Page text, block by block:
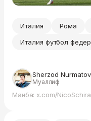
Италия Рома
Италия футбол
Sherzod Nurmatov
Муаллиф
Манба: x.com/NicoSchira